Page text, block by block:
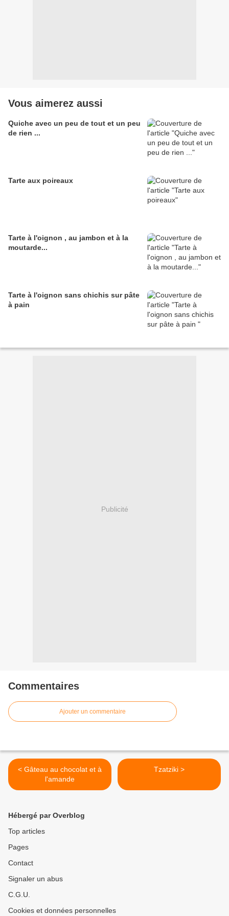
Vous aimerez aussi
Quiche avec un peu de tout et un peu
de rien ...
Tarte aux poireaux
Tarte à l'oignon , au jambon et à la
moutarde...
Tarte à l'oignon sans chichis sur pâte
à pain
Publicité
Commentaires
Ajouter un commentaire
< Gâteau au chocolat et à
l'amande
Tzatziki >
Hébergé par Overblog
Top articles
Pages
Contact
Signaler un abus
C.G.U.
Cookies et données personnelles